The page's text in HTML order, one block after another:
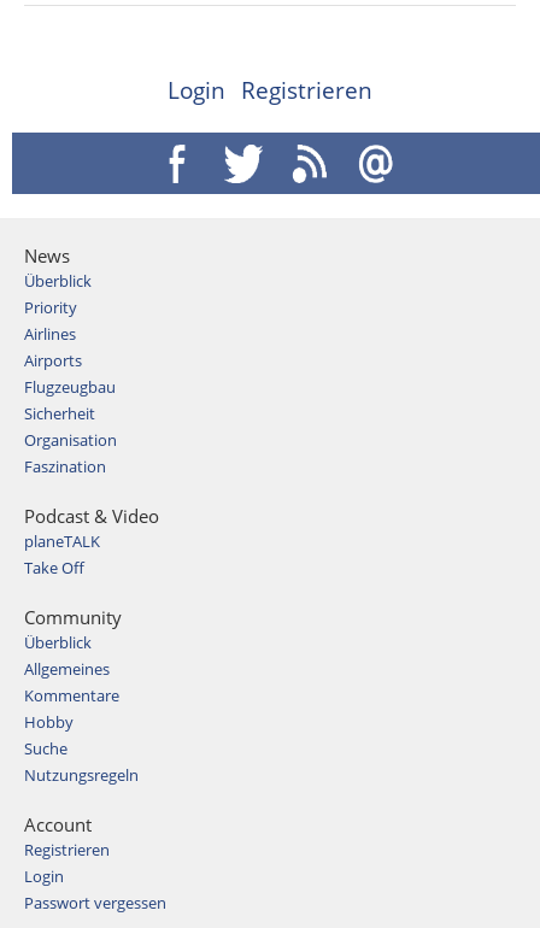
Login Registrieren
News
Überblick
Priority
Airlines
Airports
Flugzeugbau
Sicherheit
Organisation
Faszination
Podcast & Video
planeTALK
Take Off
Community
Überblick
Allgemeines
Kommentare
Hobby
Suche
Nutzungsregeln
Account
Registrieren
Login
Passwort vergessen